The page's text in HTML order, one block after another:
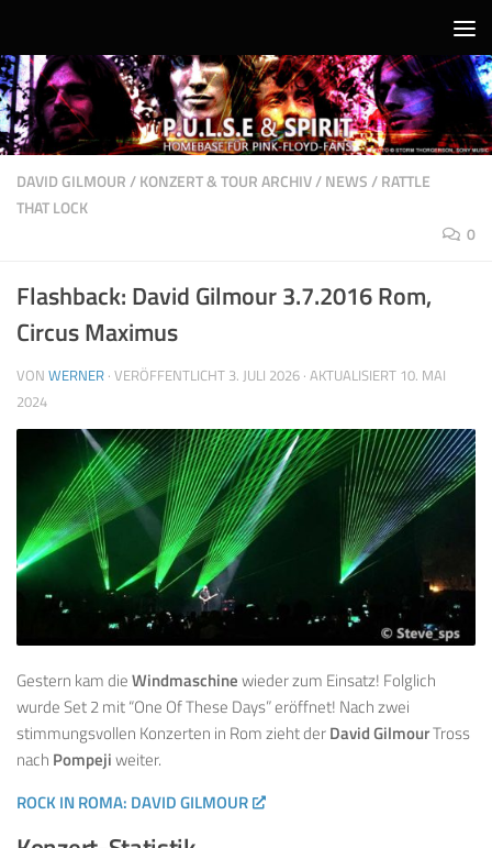
DAVID GILMOUR/KONZERT & TOUR ARCHIV/NEWS/RATTLE
THAT LOCK
0
Flashback: David Gilmour 3.7.2016 Rom,
Circus Maximus
VON WERNER · VERÖFFENTLICHT 3. JULI 2026 · AKTUALISIERT 10. MAI
2024
Gestern kam dieWindmaschinewieder zum Einsatz! Folglich
wurde Set 2 mit “One Of These Days” eröffnet! Nach zwei
stimmungsvollen Konzerten in Rom zieht derDavid GilmourTross
nach Pompejiweiter.
ROCK IN ROMA: DAVID GILMOUR